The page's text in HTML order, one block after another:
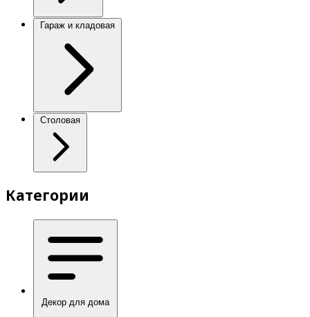
Гараж и кладовая
Столовая
Категории
Декор для дома